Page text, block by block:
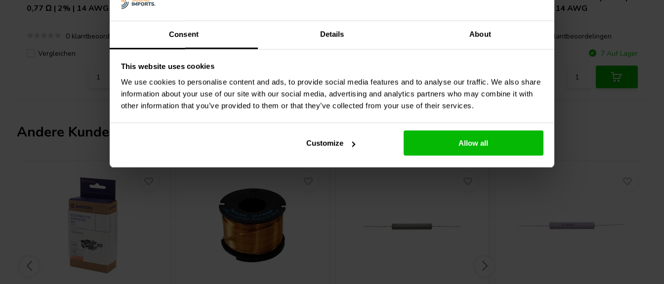
Consent Details About
This website uses cookies
We use cookies to personalise content and ads, to provide social media features and to analyse our traffic. We also share
information about your use of our site with our social media, advertising and analytics partners who may combine it with
other information that you’ve provided to them or that they’ve collected from your use of their services.
Customize Allow all
0,77 Ω | 2% | 14 AWG
0 klantbeoordelingen
Vergleichen
0,46 Ω | 3% | 14 AWG
0 klantbeoordelingen
7 Auf Lager
Andere Kunden kauften auch